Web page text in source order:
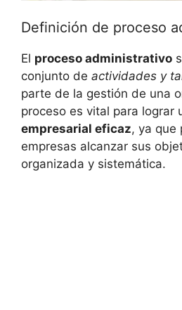
Definición de proceso
El proceso administrativo
conjunto de actividades y
parte de la gestión de una
proceso es vital para lograr
empresarial eficaz, ya que
empresas alcanzar sus
organizada y sistemática.